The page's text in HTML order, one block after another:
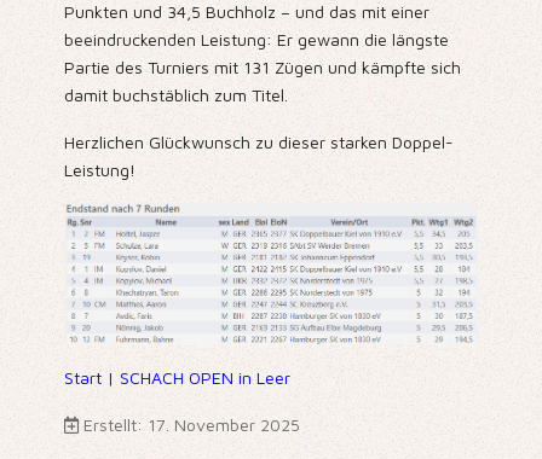
Punkten und 34,5 Buchholz – und das mit einer
beeindruckenden Leistung: Er gewann die längste
Partie des Turniers mit 131 Zügen und kämpfte sich
damit buchstäblich zum Titel.
Herzlichen Glückwunsch zu dieser starken Doppel-
Leistung!
Start | SCHACH OPEN in Leer
Erstellt: 17. November 2025